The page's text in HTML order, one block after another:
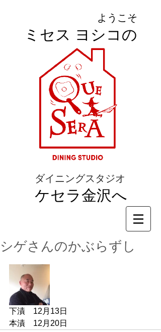
ようこそ
ミセス ヨシコの
ダイニングスタジオ
ケセラ金沢へ
シゲさんのかぶらずし
下漬　12月13日
本漬　12月20日